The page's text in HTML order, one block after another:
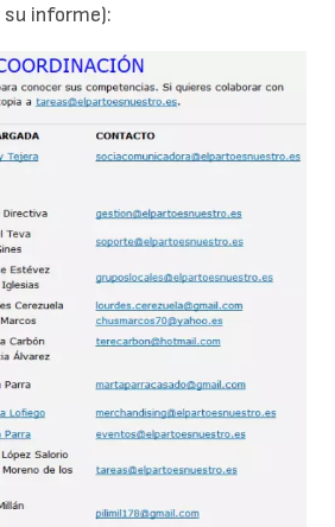
informe):